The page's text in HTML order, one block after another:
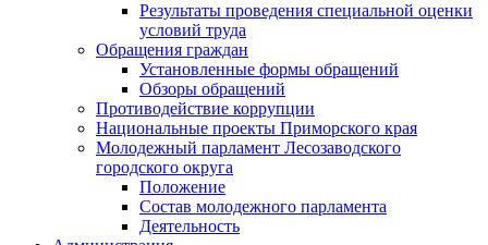
Результаты проведения специальной оценки
условий труда
Обращения граждан
Установленные формы обращений
Обзоры обращений
Противодействие коррупции
Национальные проекты Приморского края
Молодежный парламент Лесозаводского
городского округа
Положение
Состав молодежного парламента
Деятельность